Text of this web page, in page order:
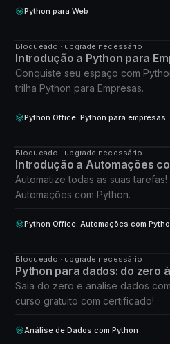
Python para Web
CURSO
Bloqueado · upgrade necessário
Introdução a Python para
Conquiste seu espaço com
trilha Python para Empresas.
Python Office: Python para empresas
CURSO
Bloqueado · upgrade necessário
Introdução a Automações
Automatize todas as suas
Automações com Python.
Python Office: Automações com
CURSO
Bloqueado · upgrade necessário
Python para dados: do zero
Saia do zero e analise dados
curso gratuito com certificado!
Análise de Dados com Python